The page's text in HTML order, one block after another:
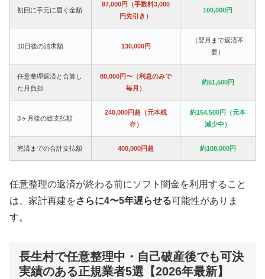
初回に手元に届く金額
97,000円（手数料3,000
円先引き）
100,000円
10日後の請求額 130,000円
（翌月まで返済不
要）
任意整理返済と合算し
た月負担
80,000円〜（利息のみで
毎月）
約51,500円
3ヶ月後の総支払額
240,000円超（元本残
存）
約154,500円（元本
減少中）
完済までの合計支払額 400,000円超 約108,000円
任意整理の返済が終わる前にソフト闇金を利用すること
は、家計再建をさらに4〜5年遅らせる可能性がありま
す。
長生村で任意整理中・自己破産後でも可決
実績のある正規業者5選【2026年最新】